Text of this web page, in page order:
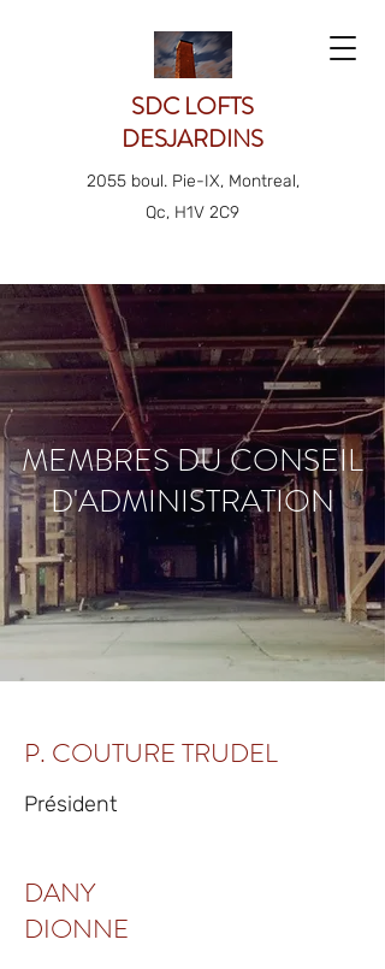
SDC LOFTS
DESJARDINS
2055 boul. Pie-IX, Montreal,
Qc, H1V 2C9
MEMBRES DU CONSEIL
D'ADMINISTRATION
P. COUTURE TRUDEL
Président
DANY
DIONNE